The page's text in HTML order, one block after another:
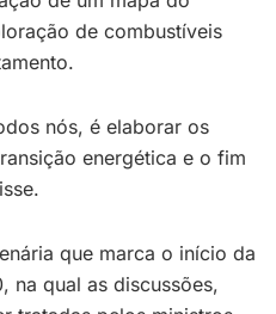
de combustíveis
nós, é elaborar os
energética e o fim
que marca o início da
na qual as discussões,